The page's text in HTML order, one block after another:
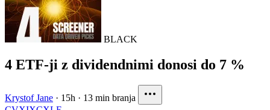
BLACK
4 ETF-ji z dividendnimi donosi do 7 %
Krystof Jane · 15h · 13 min branja